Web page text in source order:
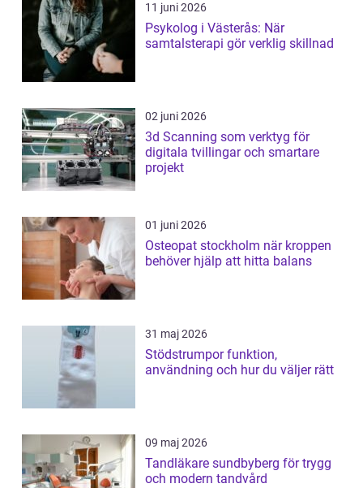
11 juni 2026
Psykolog i Västerås: När
samtalsterapi gör verklig skillnad
02 juni 2026
3d Scanning som verktyg för
digitala tvillingar och smartare
projekt
01 juni 2026
Osteopat stockholm när kroppen
behöver hjälp att hitta balans
31 maj 2026
Stödstrumpor funktion,
användning och hur du väljer rätt
09 maj 2026
Tandläkare sundbyberg för trygg
och modern tandvård